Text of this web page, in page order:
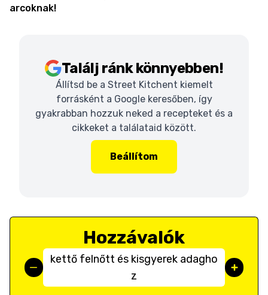
arcoknak!
Találj ránk könnyebben!
Állítsd be a Street Kitchent kiemelt
forrásként a Google keresőben, így
gyakrabban hozzuk neked a recepteket és a
cikkeket a találataid között.
Beállítom
Hozzávalók
kettő felnőtt és kisgyerek adagho
z